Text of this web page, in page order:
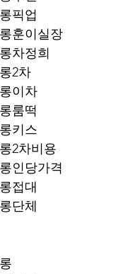
훈이실장
차정희
2차
이차
룸떡
키스
2차비용
인당가격
접대
단체